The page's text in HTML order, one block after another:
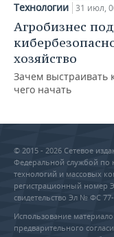
Технологии 31 июл,
Агробизнес
хозяйство
Зачем выстраивать
чего начать
© 2015 - 2026 Сетевое
Федеральной службой по
технологий и массовых
регистрационный номер
свидетельство Эл № ФС 77-
Использование
предварительного